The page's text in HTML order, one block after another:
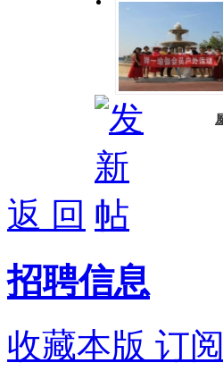
返 回
招聘信息
收藏本版 订阅